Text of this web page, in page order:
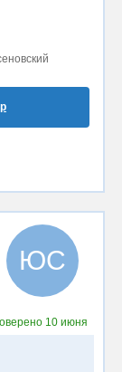
ЮС
10 июня